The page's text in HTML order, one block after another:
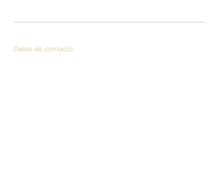
Datos de contacto